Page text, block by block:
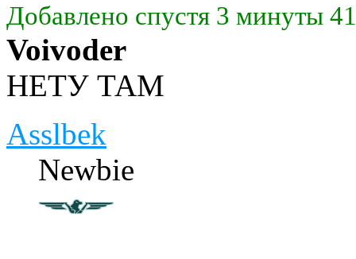
Добавлено спустя 3 минуты
Voivoder
НЕТУ ТАМ
Asslbek
Newbie